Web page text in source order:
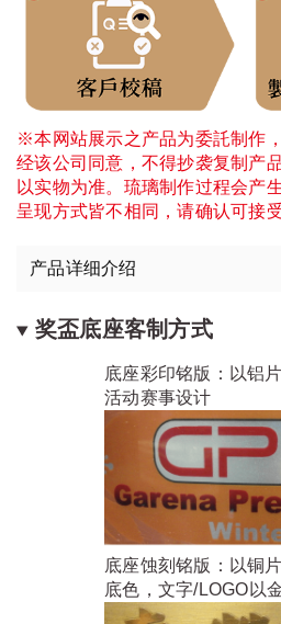
※本网站展示之产品为委託制作
经该公司同意，不得抄袭复制产
以实物为准。琉璃制作过程会产
呈现方式皆不相同，请确认可接
产品详细介绍
奖盃底座客制方式
底座彩印铭版：以铝
活动赛事设计
底座蚀刻铭版：以铜
底色，文字/LOGO以